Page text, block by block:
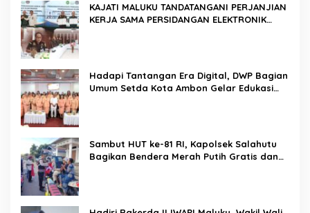
KAJATI MALUKU TANDATANGANI PERJANJIAN
KERJA SAMA PERSIDANGAN ELEKTRONIK
Hadapi Tantangan Era Digital, DWP Bagian
Umum Setda Kota Ambon Gelar Edukasi
Sambut HUT ke-81 RI, Kapolsek Salahutu
Bagikan Bendera Merah Putih Gratis dan